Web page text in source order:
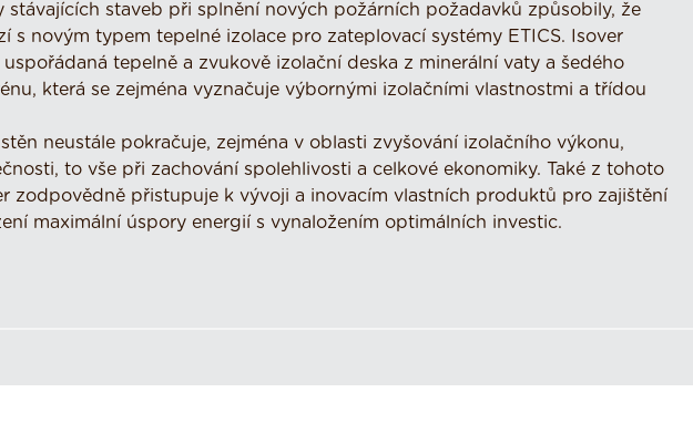
stávajících staveb při splnění nových požárních požadavků způsobily, že
s novým typem tepelné izolace pro zateplovací systémy ETICS. Isover
tepelně a zvukově izolační deska z minerální vaty a šedého
která se zejména vyznačuje výbornými izolačními vlastnostmi a třídou
neustále pokračuje, zejména v oblasti zvyšování izolačního výkonu,
to vše při zachování spolehlivosti a celkové ekonomiky. Také z tohoto
zodpovědně přistupuje k vývoji a inovacím vlastních produktů pro zajištění
maximální úspory energií s vynaložením optimálních investic.